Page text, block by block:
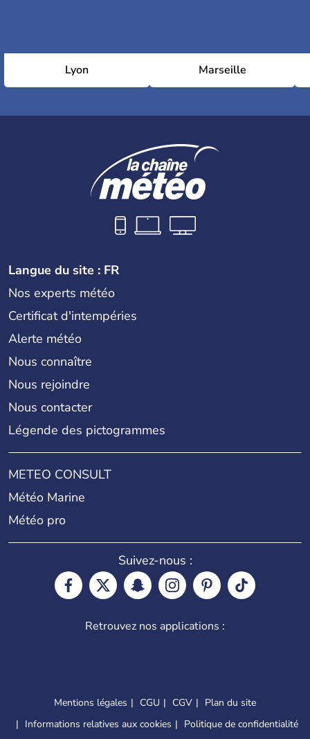
Lyon Marseille
Langue du site : FR
Nos experts météo
Certificat d'intempéries
Alerte météo
Nous connaître
Nous rejoindre
Nous contacter
Légende des pictogrammes
METEO CONSULT
Météo Marine
Météo pro
Suivez-nous :
Retrouvez nos applications :
Mentions légales CGU CGV
Plan du site
Informations relatives aux cookies
Politique de confidentialité